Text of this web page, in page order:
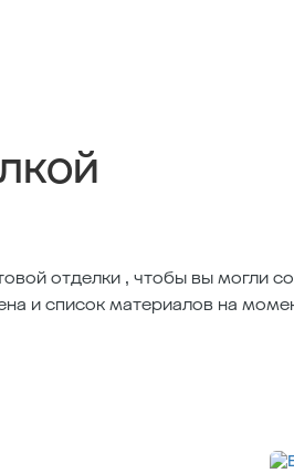
отделки , чтобы вы могли
и список материалов на